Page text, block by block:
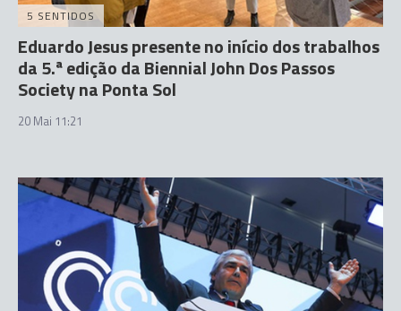
5 SENTIDOS
Eduardo Jesus presente no início dos trabalhos
da 5.ª edição da Biennial John Dos Passos
Society na Ponta Sol
20 Mai 11:21